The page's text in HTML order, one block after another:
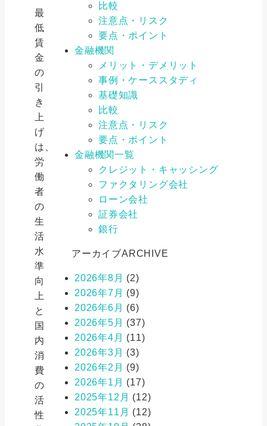
最
低
賃
金
の
引
き
上
げ
は、
労
働
者
の
生
活
水
準
向
上
と
国
内
消
費
の
活
性
比較
注意点・リスク
要点・ポイント
金融機関
メリット・デメリット
事例・ケーススタディ
基礎知識
比較
注意点・リスク
要点・ポイント
金融機関一覧
クレジット・キャッシング
ファクタリング会社
ローン会社
証券会社
銀行
アーカイブARCHIVE
2026年8月 (2)
2026年7月 (9)
2026年6月 (6)
2026年5月 (37)
2026年4月 (11)
2026年3月 (3)
2026年2月 (9)
2026年1月 (17)
2025年12月 (12)
2025年11月 (12)